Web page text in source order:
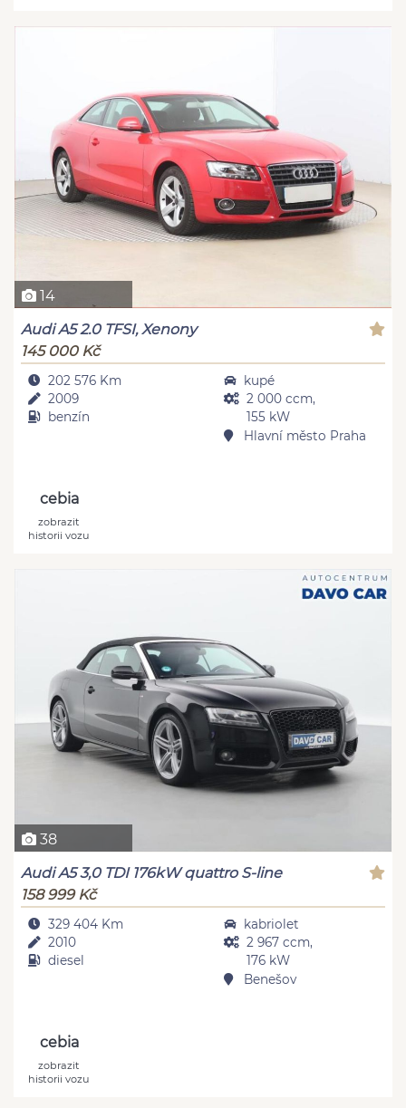
14
Audi A5 2.0 TFSI, Xenony
145 000 Kč
202 576 Km
2009
benzín
kupé
2 000 ccm,
155 kW
Hlavní město Praha
cebia
zobrazit
historii vozu
38
Audi A5 3,0 TDI 176kW quattro S-line
158 999 Kč
329 404 Km
2010
diesel
kabriolet
2 967 ccm,
176 kW
Benešov
cebia
zobrazit
historii vozu